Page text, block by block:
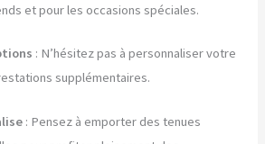
et pour les occasions spéciales.
: N’hésitez pas à personnaliser votre
supplémentaires.
: Pensez à emporter des tenues